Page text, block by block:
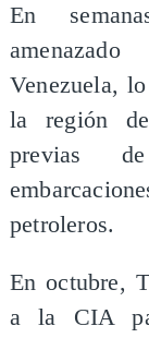
En
Venezuela,
la región
previas
petroleros.
En octubre,
a la CIA